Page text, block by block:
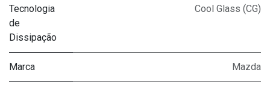
Tecnologia
de
Dissipação
Cool Glass (CG)
Marca Mazda